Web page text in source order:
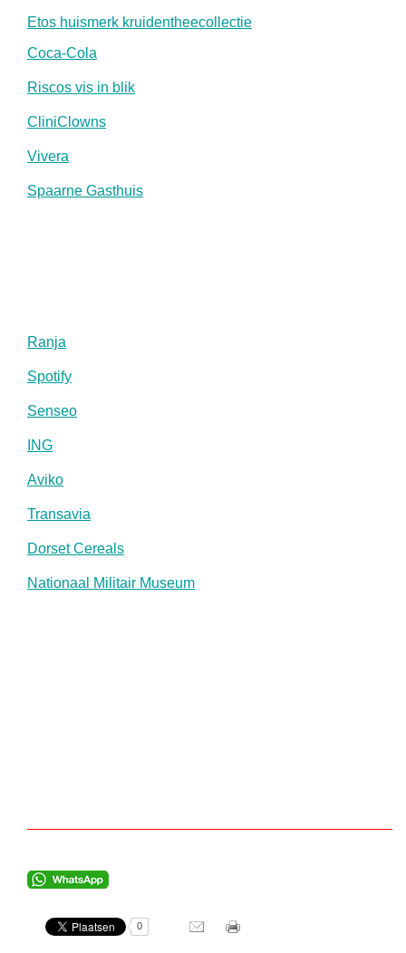
Etos huismerk kruidentheecollectie
Coca-Cola
Riscos vis in blik
CliniClowns
Vivera
Spaarne Gasthuis
Ranja
Spotify
Senseo
ING
Aviko
Transavia
Dorset Cereals
Nationaal Militair Museum
0